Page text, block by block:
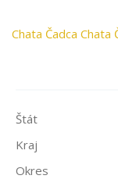
Chata Čadca Chata
Štát
Kraj
Okres